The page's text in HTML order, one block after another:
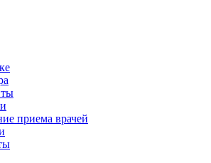
приема врачей